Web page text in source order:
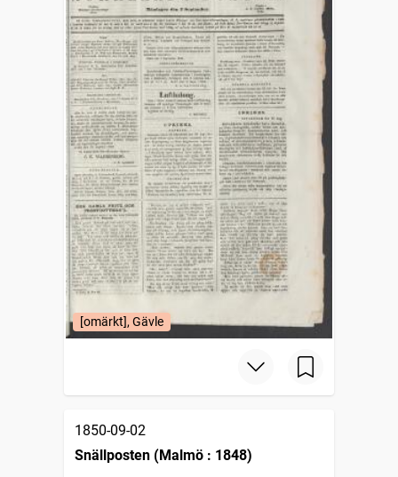
[omärkt], Gävle
1850-09-02
Snällposten (Malmö : 1848)